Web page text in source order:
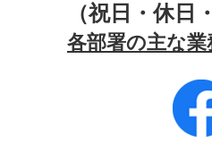
（祝日・休
各部署の主な